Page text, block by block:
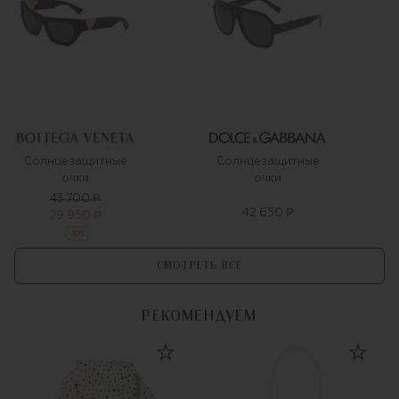
Солнцезащитные
очки
43 700 ₽
29 950 ₽
%
Солнцезащитные
очки
42 650 ₽
СМОТРЕТЬ ВСЕ
РЕКОМЕНДУЕМ